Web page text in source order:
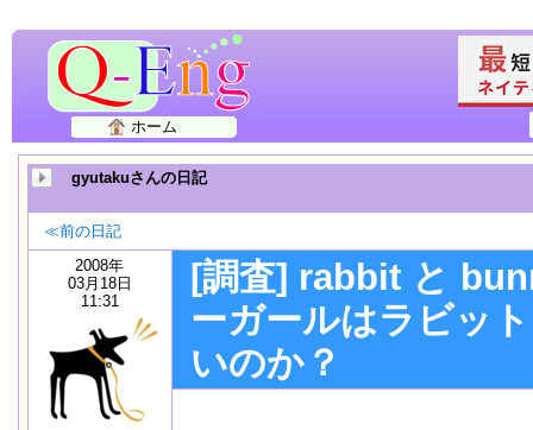
ホーム
gyutakuさんの日記
≪前の日記
2008年
03月18日
11:31
[調査] rabbit と
ーガールはラビッ
いのか？